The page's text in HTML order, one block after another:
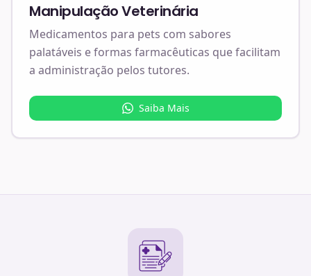
Manipulação Veterinária
Medicamentos para pets com sabores
palatáveis e formas farmacêuticas que facilitam
a administração pelos tutores.
Saiba Mais